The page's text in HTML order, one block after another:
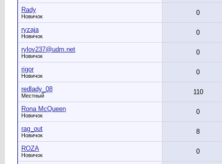
Rady
Новичок 0
ryzaja
Новичок 0
rylov237@udm.net
Новичок 0
rigor
Новичок 0
redlady_08
Местный 110
Rona McQueen
Новичок 0
rag_out
Новичок 8
ROZA
Новичок 0